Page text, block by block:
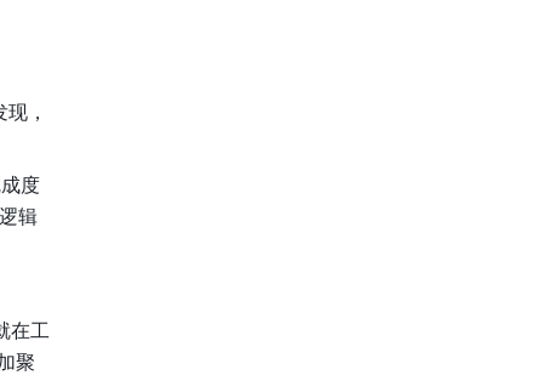
，
度
辑
在工
聚